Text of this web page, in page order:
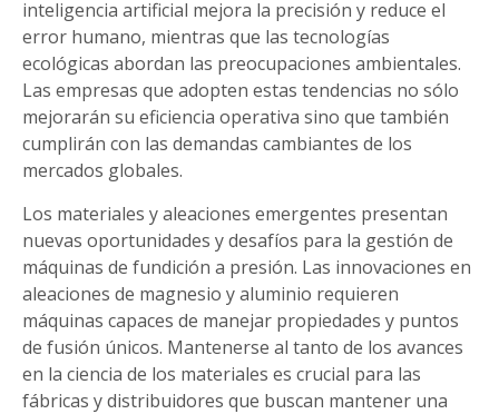
inteligencia artificial mejora la precisión y reduce el
error humano, mientras que las tecnologías
ecológicas abordan las preocupaciones ambientales.
Las empresas que adopten estas tendencias no sólo
mejorarán su eficiencia operativa sino que también
cumplirán con las demandas cambiantes de los
mercados globales.
Los materiales y aleaciones emergentes presentan
nuevas oportunidades y desafíos para la gestión de
máquinas de fundición a presión. Las innovaciones en
aleaciones de magnesio y aluminio requieren
máquinas capaces de manejar propiedades y puntos
de fusión únicos. Mantenerse al tanto de los avances
en la ciencia de los materiales es crucial para las
fábricas y distribuidores que buscan mantener una